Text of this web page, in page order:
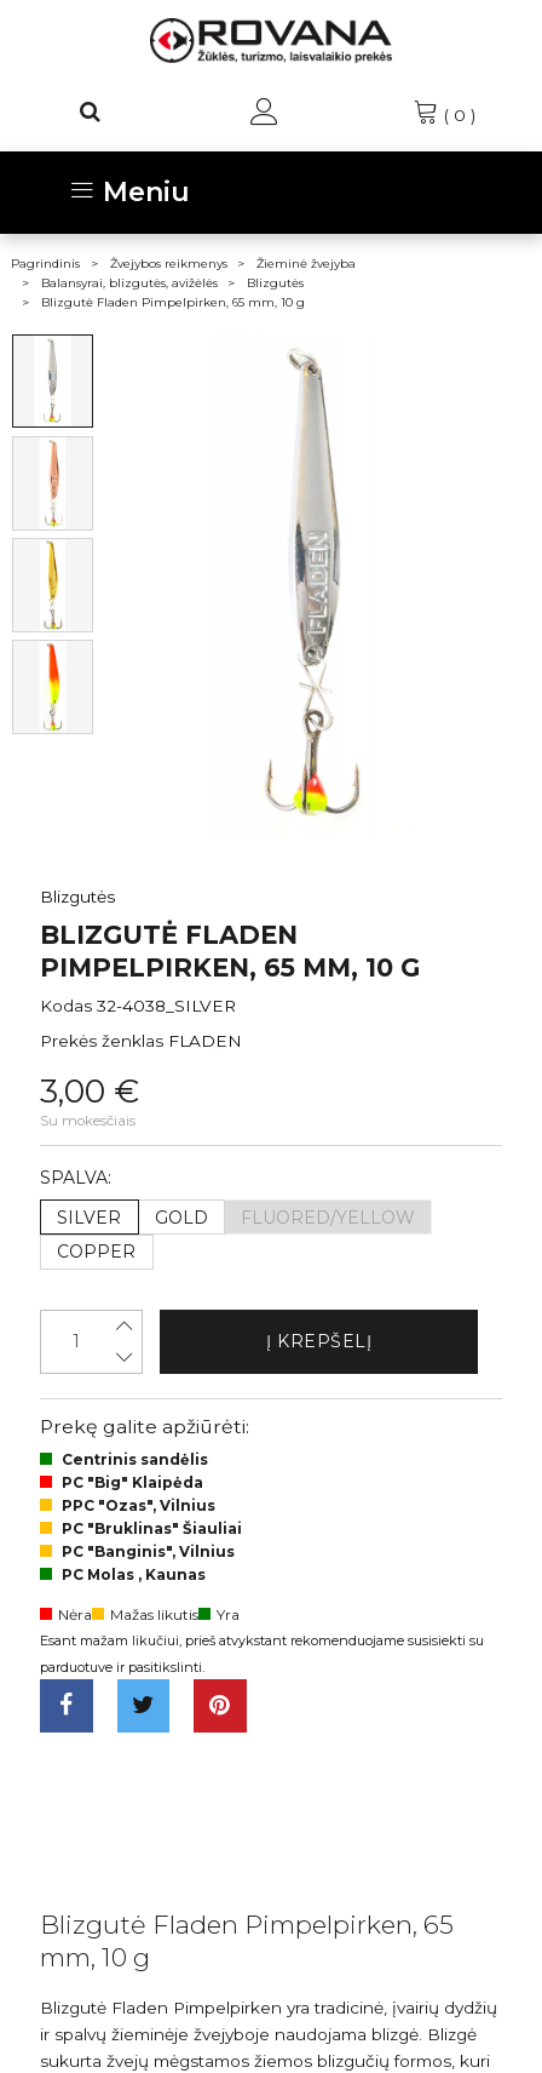
( 0 )
Meniu
Pagrindinis Žvejybos reikmenys
Žieminė žvejyba
Balansyrai, blizgutės, avižėlės
Blizgutės
Blizgutė Fladen Pimpelpirken, 65 mm, 10 g
Blizgutės
BLIZGUTĖ FLADEN
PIMPELPIRKEN, 65 MM, 10 G
Kodas 32-4038_SILVER
Prekės ženklas FLADEN
3,00 €
Su mokesčiais
SPALVA:
SILVER
GOLD
FLUORED/YELLOW
COPPER
Į KREPŠELĮ
Prekę galite apžiūrėti:
Centrinis sandėlis
PC "Big" Klaipėda
PPC "Ozas", Vilnius
PC "Bruklinas" Šiauliai
PC "Banginis", Vilnius
PC Molas , Kaunas
Nėra Mažas likutis Yra
Esant mažam likučiui, prieš atvykstant rekomenduojame susisiekti su
parduotuve ir pasitikslinti.
Blizgutė Fladen Pimpelpirken, 65
mm, 10 g
Blizgutė Fladen Pimpelpirken yra tradicinė, įvairių dydžių
ir spalvų žieminėje žvejyboje naudojama blizgė. Blizgė
sukurta žvejų mėgstamos žiemos blizgučių formos, kuri